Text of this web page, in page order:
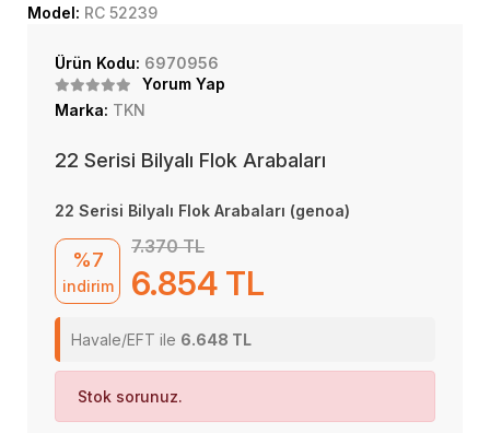
Model: RC 52239
Ürün Kodu: 6970956
Yorum Yap
Marka: TKN
22 Serisi Bilyalı Flok Arabaları
22 Serisi Bilyalı Flok Arabaları (genoa)
%7
indirim
7.370 TL
6.854 TL
Havale/EFT ile 6.648 TL
Stok sorunuz.